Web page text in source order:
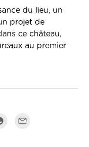
du lieu, un
projet de
ce château,
au premier